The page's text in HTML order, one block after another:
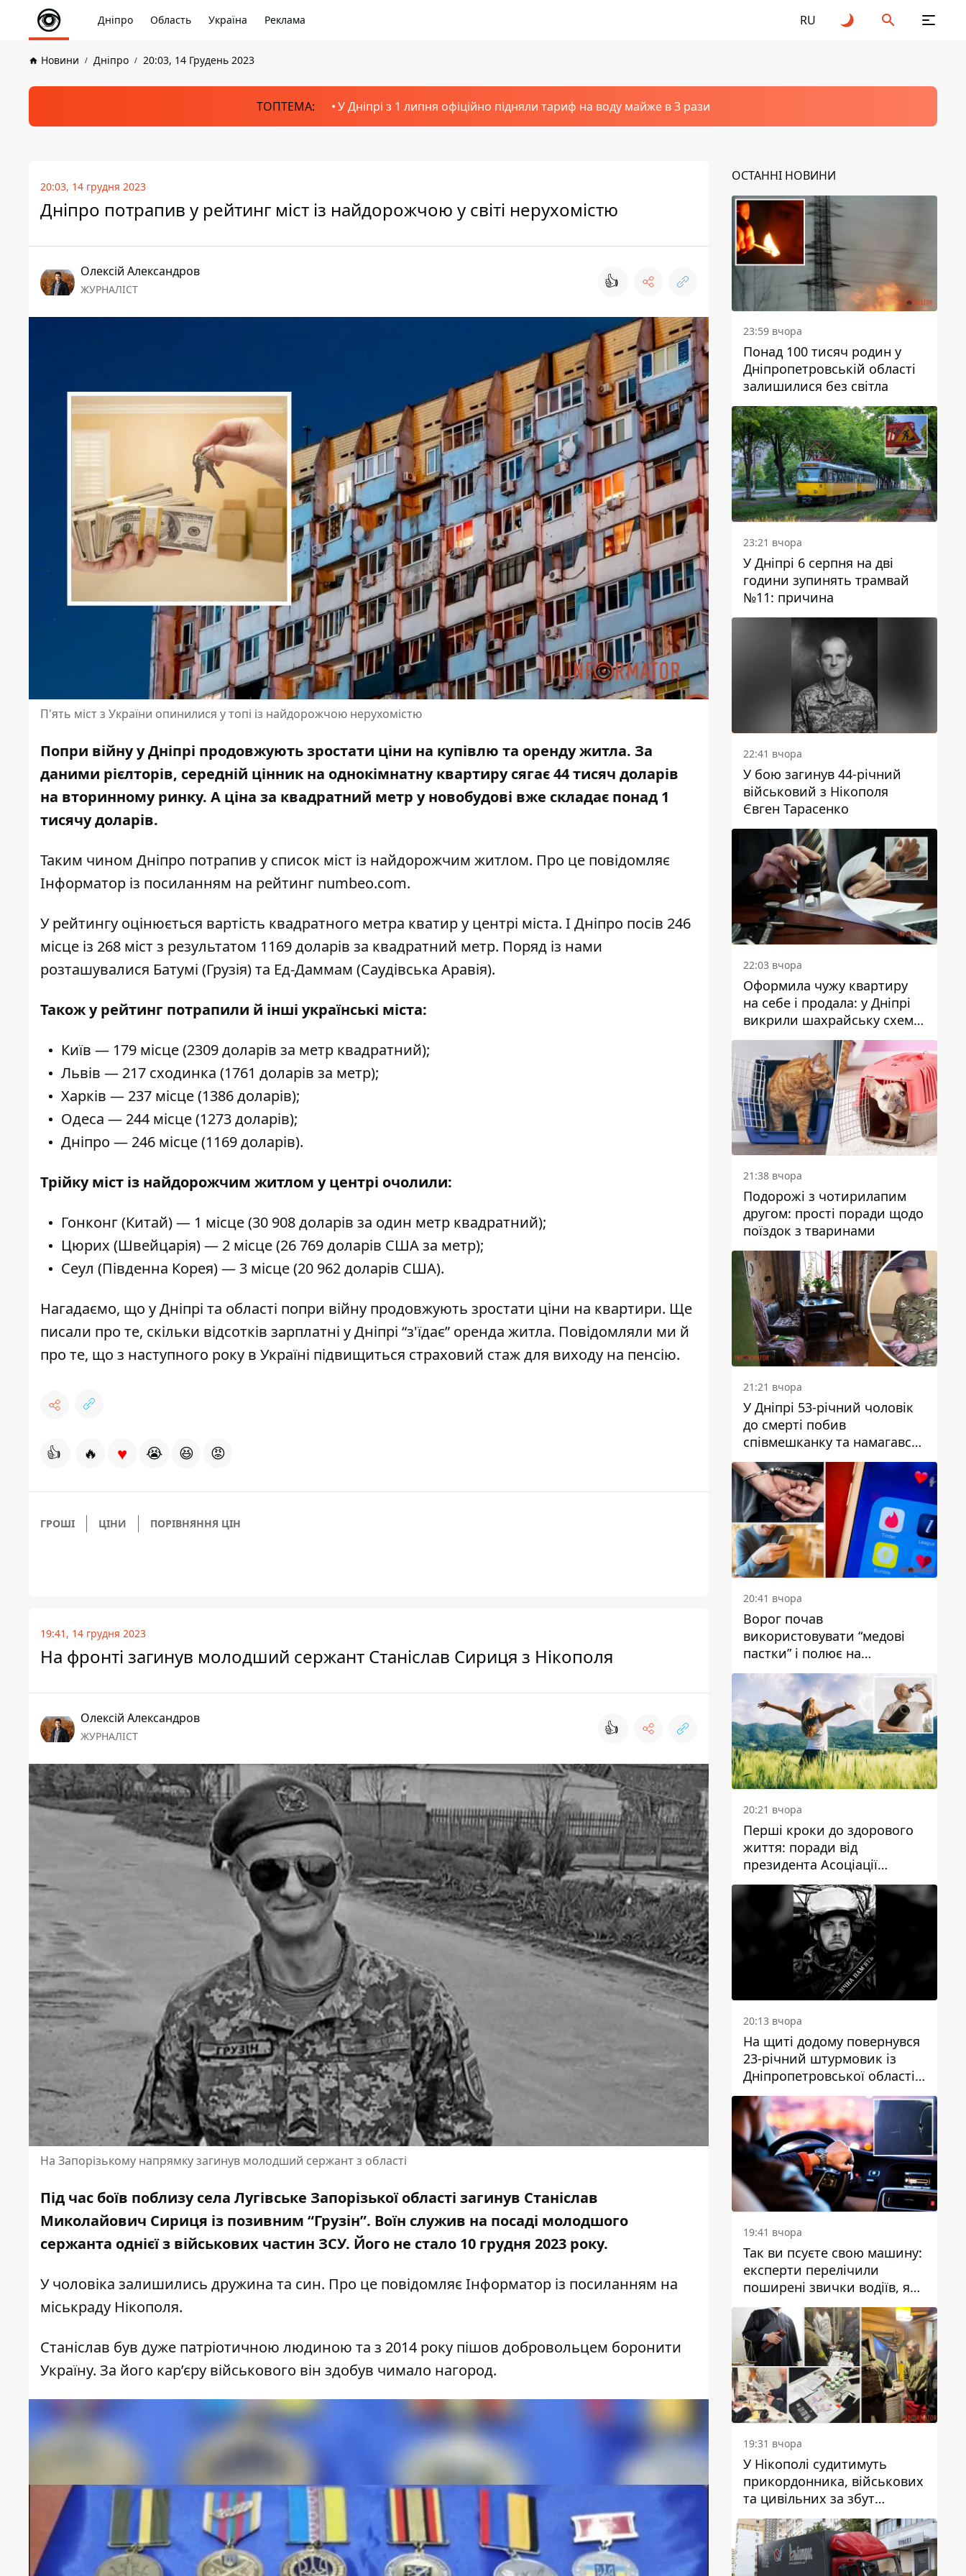
Дніпро Область Україна Реклама RU
Новини Дніпро 20:03, 14 Грудень 2023
ТОПТЕМА: У Дніпрі з 1 липня офіційно підняли тариф на воду майже в 3 рази
20:03, 14 грудня 2023
Дніпро потрапив у рейтинг міст із найдорожчою у світі нерухомістю
Олексій Александров
ЖУРНАЛІСТ 👍
П'ять міст з України опинилися у топі із найдорожчою нерухомістю
Попри війну у Дніпрі продовжують зростати ціни на купівлю та оренду житла. За
даними рієлторів, середній цінник на однокімнатну квартирусягає 44 тисяч доларів
на вторинному ринку. А ціна за квадратний метр у новобудові вже складає понад 1
тисячу доларів.
Таким чином Дніпро потрапив у список міст із найдорожчим житлом. Про це повідомляє
Інформатор із посиланням на рейтинг numbeo.com.
У рейтингу оцінюється вартість квадратного метра кватир у центрі міста. І Дніпро посів 246
місце із 268 міст з результатом 1169 доларів за квадратний метр. Поряд із нами
розташувалися Батумі (Грузія) та Ед-Даммам (Саудівська Аравія).
Також у рейтинг потрапили й інші українські міста:
Київ — 179 місце (2309 доларів за метр квадратний);
Львів — 217 сходинка (1761 доларів за метр);
Харків — 237 місце (1386 доларів);
Одеса — 244 місце (1273 доларів);
Дніпро — 246 місце (1169 доларів).
Трійку міст із найдорожчим житлом у центрі очолили:
Гонконг (Китай) — 1 місце (30 908 доларів за один метр квадратний);
Цюрих (Швейцарія) — 2 місце (26 769 доларів США за метр);
Сеул (Південна Корея) — 3 місце (20 962 доларів США).
Нагадаємо, що у Дніпрі та області попри війну продовжують зростати ціни на квартири. Ще
писали про те, скільки відсотків зарплатні у Дніпрі “з'їдає” оренда житла. Повідомляли ми й
про те, що з наступного року в Україні підвищиться страховий стаж для виходу на пенсію.
👍 🔥 ♥ 😭 😆 😡
ГРОШІ ЦІНИ ПОРІВНЯННЯ ЦІН
19:41, 14 грудня 2023
На фронті загинув молодший сержант Станіслав Сириця з Нікополя
Олексій Александров
ЖУРНАЛІСТ 👍
На Запорізькому напрямку загинув молодший сержант з області
Під час боїв поблизу села Лугівське Запорізької області загинув Станіслав
Миколайович Сириця із позивним “Грузін”. Воїн служив на посаді молодшого
сержанта однієї з військових частин ЗСУ. Його не стало 10 грудня 2023 року.
У чоловіка залишились дружина та син. Про це повідомляє Інформатор із посиланням на
міськраду Нікополя.
Станіслав був дуже патріотичною людиною та з 2014 року пішов добровольцем боронити
Україну. За його кар’єру військового він здобув чимало нагород.
ОСТАННІ НОВИНИ
23:59 вчора
Понад 100 тисяч родин у
Дніпропетровській області
залишилися без світла
23:21 вчора
У Дніпрі 6 серпня на дві
години зупинять трамвай
№11: причина
22:41 вчора
У бою загинув 44-річний
військовий з Нікополя
Євген Тарасенко
22:03 вчора
Оформила чужу квартиру
на себе і продала: у Дніпрі
викрили шахрайську схему
з нерухомістю
21:38 вчора
Подорожі з чотирилапим
другом: прості поради щодо
поїздок з тваринами
21:21 вчора
У Дніпрі 53-річний чоловік
до смерті побив
співмешканку та намагався
приховати злочин: деталі
20:41 вчора
Ворог почав
використовувати “медові
пастки” і полює на
українських військових
20:21 вчора
Перші кроки до здорового
життя: поради від
президента Асоціації
дієтологів України
20:13 вчора
На щиті додому повернувся
23-річний штурмовик із
Дніпропетровської області
Богдан Бескровний
19:41 вчора
Так ви псуєте свою машину:
експерти перелічили
поширені звички водіїв, які
насправді шкодять
автомобілю
19:31 вчора
У Нікополі судитимуть
прикордонника, військових
та цивільних за збут
психотропів